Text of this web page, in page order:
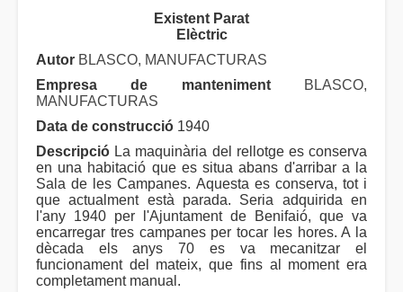
Existent Parat
Elèctric
Autor BLASCO, MANUFACTURAS
Empresa de manteniment
BLASCO,
MANUFACTURAS
Data de construcció 1940
Descripció La maquinària del rellotge es conserva
en una habitació que es situa abans d'arribar a la
Sala de les Campanes. Aquesta es conserva, tot i
que actualment està parada. Seria adquirida en
l'any 1940 per l'Ajuntament de Benifaió, que va
encarregar tres campanes per tocar les hores. A la
dècada els anys 70 es va mecanitzar el
funcionament del mateix, que fins al moment era
completament manual.